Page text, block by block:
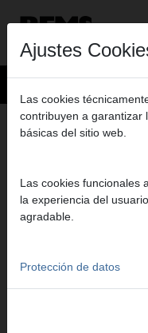
Productos>Roscar, Ranurar
Peines tipo Strehler y
PEINES
UNC 5/8-11,
Art. nº. 759376 RWS
Katalogauszüge
Extracto del catálogo
Ajustes
Las cookies
contribuyen a garantizar
básicas del sitio web.
Las cookies funcionales
la experiencia del
agradable.
Protección de datos